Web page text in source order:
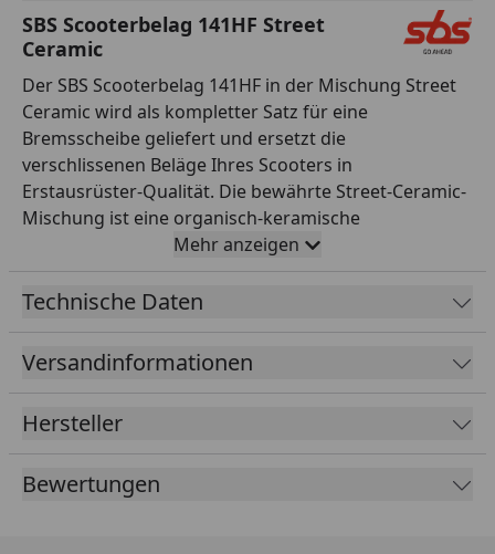
SBS Scooterbelag 141HF Street
Ceramic
Der SBS Scooterbelag 141HF in der Mischung Street
Ceramic wird als kompletter Satz für eine
Bremsscheibe geliefert und ersetzt die
verschlissenen Beläge Ihres Scooters in
Erstausrüster-Qualität. Die bewährte Street-Ceramic-
Mischung ist eine organisch-keramische
Reibmischung, die für den täglichen Einsatz auf der
Straße entwickelt wurde. Sie überzeugt durch einen
gut dosierbaren, gleichmäßigen Biss, leises und
geringen Verschleiß an der Bremsscheibe. Damit ist
sie die ideale Wahl für Alltag, Pendelstrecke und Tour.
durchlaufen eine strenge Qualitätskontrolle und sind
exakt auf die jeweilige Bremsanlage abgestimmt – für
passgenaue Montage ohne Nacharbeit. SBS aus
Mehr anzeigen
Technische Daten
Versandinformationen
Hersteller
Bewertungen